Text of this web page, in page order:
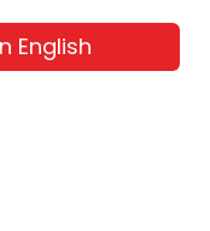
English